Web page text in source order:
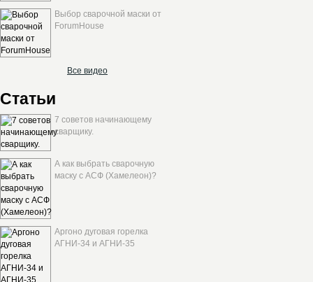
Выбор сварочной маски от
ForumHouse
Все видео
Статьи
7 советов начинающему
сварщику.
А как выбрать сварочную
маску с АСФ (Хамелеон)?
Аргоно дуговая горелка
АГНИ-34 и АГНИ-35